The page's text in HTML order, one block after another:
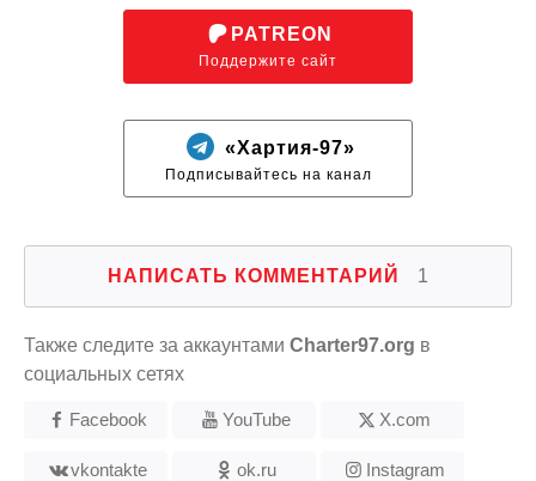
PATREON
Поддержите сайт
«Хартия-97»
Подписывайтесь на канал
НАПИСАТЬ КОММЕНТАРИЙ 1
Также следите за аккаунтами Charter97.org в
социальных сетях
Facebook YouTube X.com
vkontakte ok.ru Instagram